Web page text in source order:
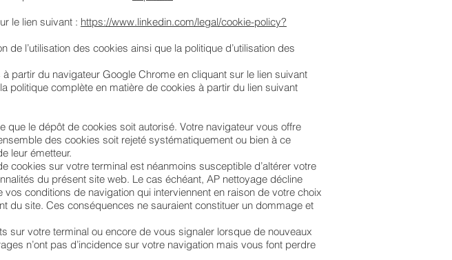
le lien suivant : https://www.linkedin.com/legal/cookie-policy?
l’utilisation des cookies ainsi que la politique d’utilisation des
partir du navigateur Google Chrome en cliquant sur le lien suivant
politique complète en matière de cookies à partir du lien suivant
le dépôt de cookies soit autorisé. Votre navigateur vous offre
des cookies soit rejeté systématiquement ou bien à ce
leur émetteur.
cookies sur votre terminal est néanmoins susceptible d’altérer votre
du présent site web. Le cas échéant, AP nettoyage décline
conditions de navigation qui interviennent en raison de votre choix
du site. Ces conséquences ne sauraient constituer un dommage et
votre terminal ou encore de vous signaler lorsque de nouveaux
n’ont pas d’incidence sur votre navigation mais vous font perdre